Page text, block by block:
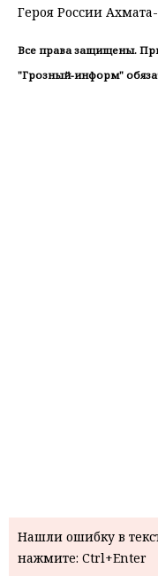
Героя России
Все права защищены.
"Грозный-информ"
Нашли ошибку в
нажмите: Ctrl+Enter